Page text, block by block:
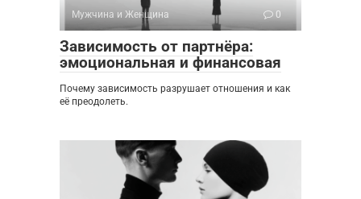
Мужчина и Женщина 0
Зависимость от партнёра:
эмоциональная и финансовая
Почему зависимость разрушает отношения и как
её преодолеть.